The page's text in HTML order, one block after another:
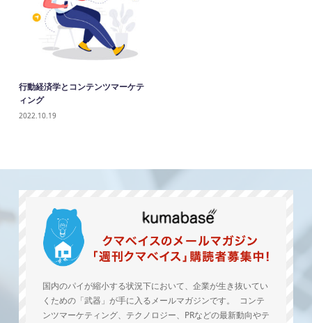
行動経済学とコンテンツマーケテ
ィング
2022.10.19
国内のパイが縮小する状況下において、企業が生き抜いてい
くための「武器」が手に入るメールマガジンです。 コンテ
ンツマーケティング、テクノロジー、PRなどの最新動向やテ